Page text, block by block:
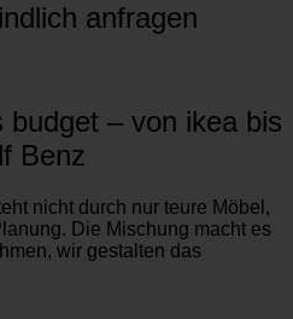
anfragen
budget – von ikea bis
Benz
nicht durch nur teure Möbel,
Die Mischung macht es
wir gestalten das